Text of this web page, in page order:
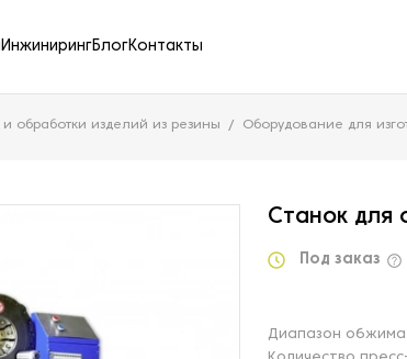
ИнжинирингБлогКонтакты
обработки изделий из резины Оборудование для
Станок для
Под заказ
Диапазон